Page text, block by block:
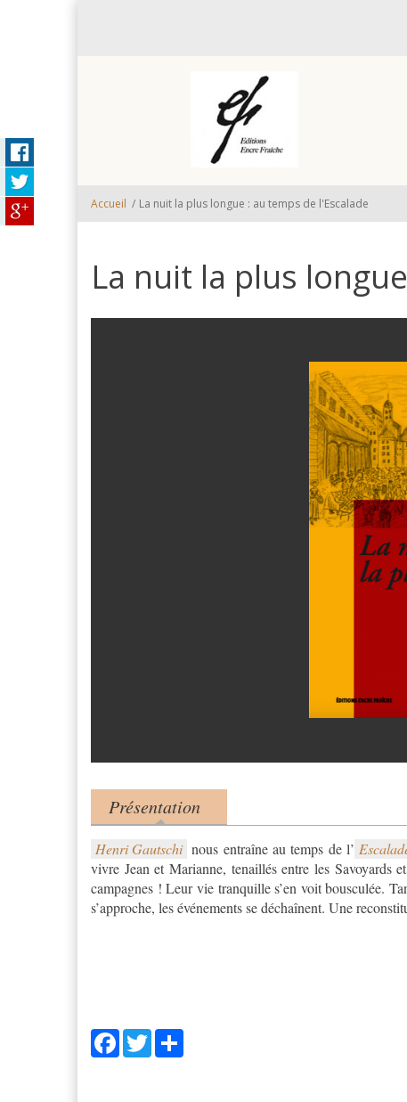
Accueil / La nuit la plus longue : au temps de l'Escalade
La nuit la plus
Product tabs
Présentation
(onglet actif)
Henri Gautschi nous entraîne au temps de l’
vivre Jean et Marianne, tenaillés entre les Savoyards
campagnes ! Leur vie tranquille s’en voit bousculée.
s’approche, les événements se déchaînent. Une
Facebook
Twitter